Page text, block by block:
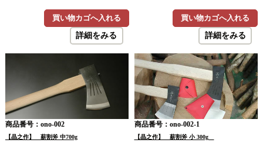
買い物カゴへ入れる
詳細をみる
買い物カゴへ入れる
詳細をみる
商品番号：ono-002
【晶之作】 薪割斧 中700g
商品番号：ono-002-1
【晶之作】 薪割斧 小 300g